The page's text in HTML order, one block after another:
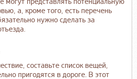
могут представлять потенциальную
а, кроме того, есть перечень
нужно сделать за
составьте список вещей,
пригодятся в дороге. В этот